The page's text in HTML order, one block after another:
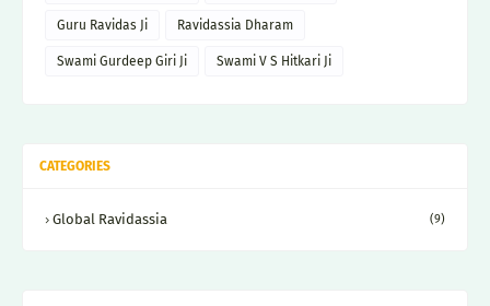
Guru Ravidas Ji Ravidassia Dharam
Swami Gurdeep Giri Ji Swami V S Hitkari Ji
CATEGORIES
Global Ravidassia (9)